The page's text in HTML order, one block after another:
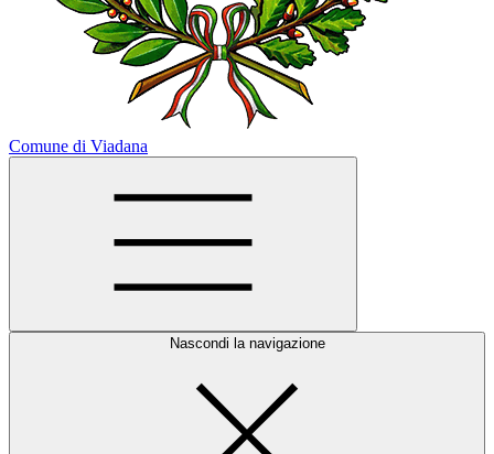
Comune di Viadana
Nascondi la navigazione